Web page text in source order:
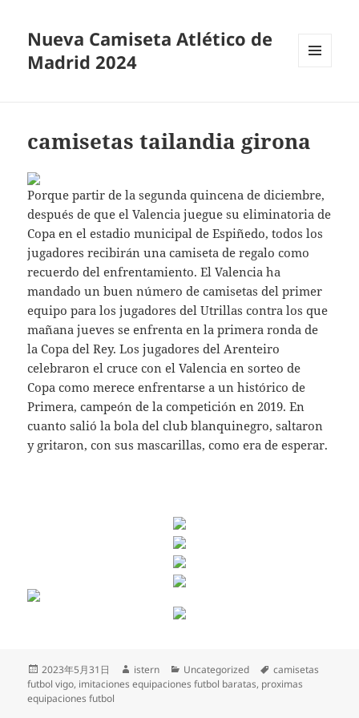
Nueva Camiseta Atlético de
Madrid 2024
camisetas tailandia girona
Porque partir de la segunda quincena de diciembre,
después de que el Valencia juegue su eliminatoria de
Copa en el estadio municipal de Espiñedo, todos los
jugadores recibirán una camiseta de regalo como
recuerdo del enfrentamiento. El Valencia ha
mandado un buen número de camisetas del primer
equipo para los jugadores del Utrillas contra los que
mañana jueves se enfrenta en la primera ronda de
la Copa del Rey. Los jugadores del Arenteiro
celebraron el cruce con el Valencia en sorteo de
Copa como merece enfrentarse a un histórico de
Primera, campeón de la competición en 2019. En
cuanto salió la bola del club blanquinegro, saltaron
y gritaron, con sus mascarillas, como era de esperar.
Publicado
el
2023年5月31日 Autor
istern Categorías
Uncategorized Etiquetas
camisetas
futbol vigo, imitaciones equipaciones futbol baratas, proximas
equipaciones futbol